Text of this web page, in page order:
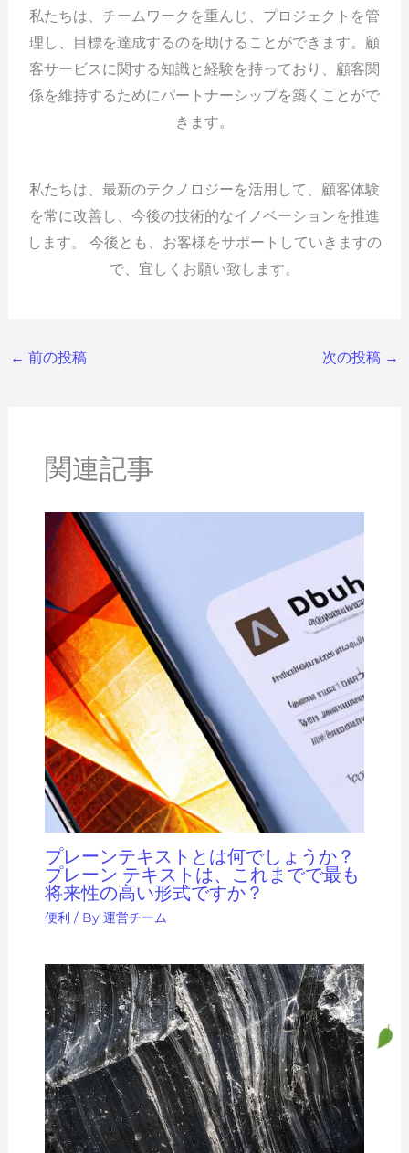
私たちは、チームワークを重んじ、プロジェクトを管
理し、目標を達成するのを助けることができます。顧
客サービスに関する知識と経験を持っており、顧客関
係を維持するためにパートナーシップを築くことがで
きます。
私たちは、最新のテクノロジーを活用して、顧客体験
を常に改善し、今後の技術的なイノベーションを推進
します。 今後とも、お客様をサポートしていきますの
で、宜しくお願い致します。
← 前の投稿 次の投稿 →
関連記事
プレーンテキストとは何でしょうか？
プレーン テキストは、これまでで最も
将来性の高い形式ですか？
便利 / By 運営チーム